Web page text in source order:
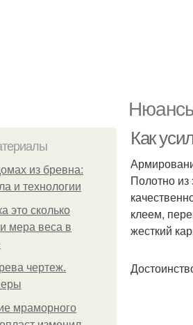
из бревна:
и технологии
это сколько
мера веса в
чертеж.
мраморного
Как
Полотно из
клеем,
жесткий